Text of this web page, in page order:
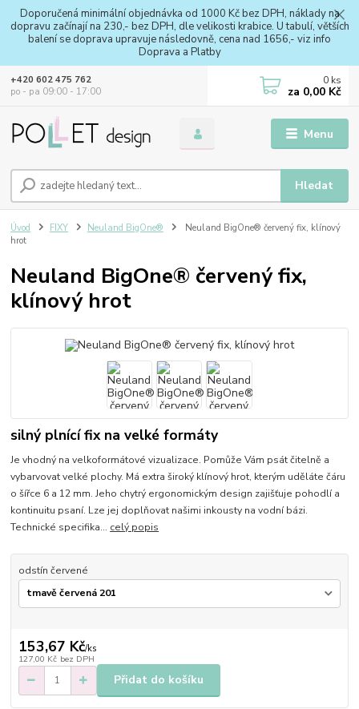
Doporučená minimální objednávka od 1000 Kč bez DPH, náklady na
dopravu začínají na 230,- bez DPH, dle velikosti krabice. U tabulí, větších
balení se doprava upravuje následovně, cena nad 1656,- viz info
Doprava a Platby
Menu
Hledat
+420 602 475 762
po - pa 09:00 - 17:00
0 ks
za 0,00 Kč
Úvod FIXY Neuland BigOne®
Neuland BigOne® červený fix, klínový
hrot
Neuland BigOne® červený fix,
klínový hrot
silný plnící fix na velké formáty
Je vhodný na velkoformátové vizualizace. Pomůže Vám psát čitelně a
vybarvovat velké plochy. Má extra široký klínový hrot, kterým uděláte čáru
o šířce 6 a 12 mm. Jeho chytrý ergonomickým design zajišťuje pohodlí a
kontinuitu psaní. Lze jej doplňovat našimi inkousty na vodní bázi.
Technické specifika... celý popis
odstín červené
153,67 Kč/ks
127,00 Kč bez DPH
Přidat do košíku